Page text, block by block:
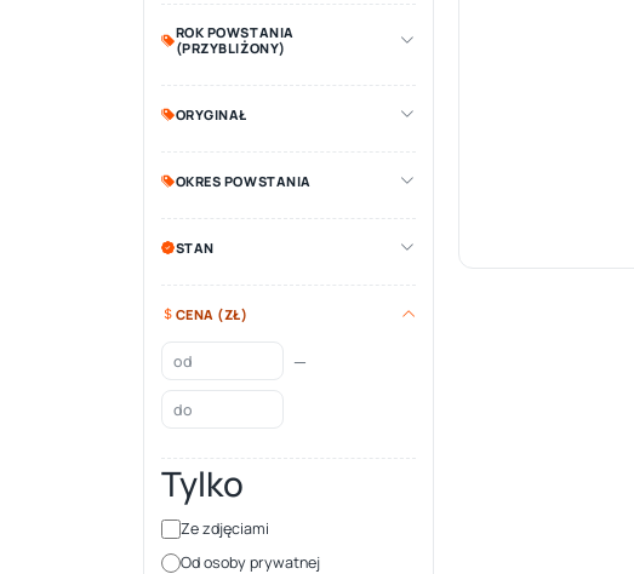
ROK POWSTANIA
(PRZYBLIŻONY)
ORYGINAŁ
OKRES POWSTANIA
STAN
CENA (ZŁ)
—
Tylko
Ze zdjęciami
Od osoby prywatnej